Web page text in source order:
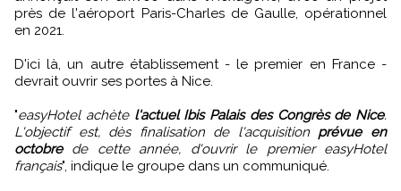
près de l'aéroport Paris-Charles de Gaulle, opérationnel
en 2021.
D'ici là, un autre établissement - le premier en France -
devrait ouvrir ses portes à Nice.
"easyHotel achète l'actuel Ibis Palais des Congrès de Nice.
L'objectif est, dès finalisation de l'acquisition prévue en
octobrede cette année, d'ouvrir le premier easyHotel
français", indique le groupe dans un communiqué.